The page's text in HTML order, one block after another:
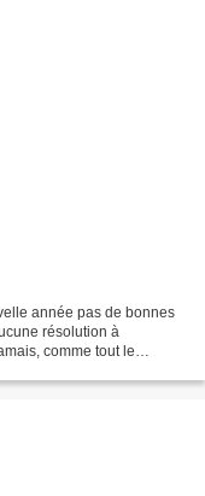
année pas de bonnes
résolution à
comme tout le